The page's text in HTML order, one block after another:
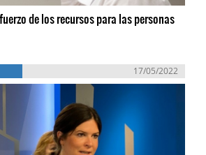
de los recursos para las personas
17/05/2022